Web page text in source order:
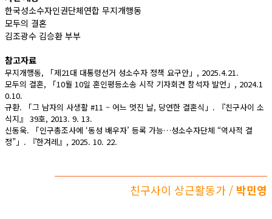
한국성소수자인권단체연합 무지개행동
모두의 결혼
김조광수 김승환 부부
참고자료
무지개행동, 「제21대 대통령선거 성소수자 정책 요구안」, 2025.4.21.
모두의 결혼, 「10월 10일 혼인평등소송 시작 기자회견 참석자 발언」, 2024.1
0.10.
규환. 「그 남자의 사생활 #11 – 어느 멋진 날, 당연한 결혼식」. 『친구사이 소
식지』 39호, 2013. 9. 13.
신동욱. 「인구총조사에 ‘동성 배우자’ 등록 가능…성소수자단체 “역사적 결
정”」. 『한겨레』, 2025. 10. 22.
친구사이 상근활동가 / 박민영